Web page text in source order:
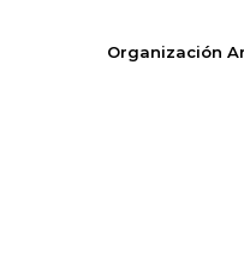
Organización